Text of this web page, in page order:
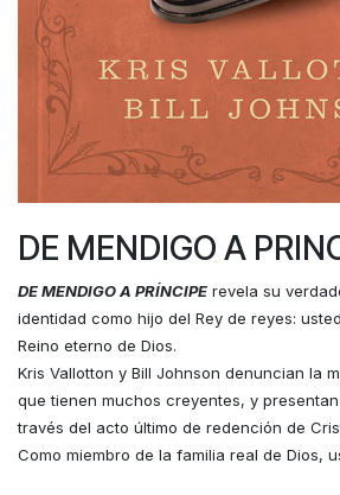
DE MENDIGO A
DE MENDIGO A PRÍNCIPE revela su
identidad como hijo del Rey de reyes:
Reino eterno de Dios.
Kris Vallotton y Bill Johnson denuncian la
que tienen muchos creyentes, y
través del acto último de redención de
Como miembro de la familia real de Dios,